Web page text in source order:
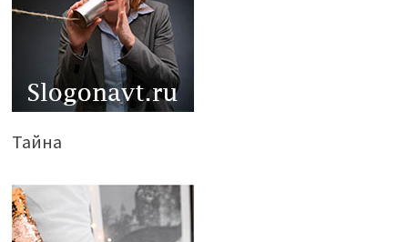
Тайна